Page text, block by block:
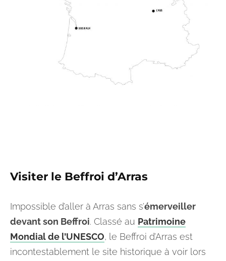
Visiter le Beffroi d’Arras
Impossible d’aller à Arras sans s’émerveiller
devant son Beffroi. Classé au Patrimoine
Mondial de l’UNESCO, le Beffroi d’Arras est
incontestablement le site historique à voir lors